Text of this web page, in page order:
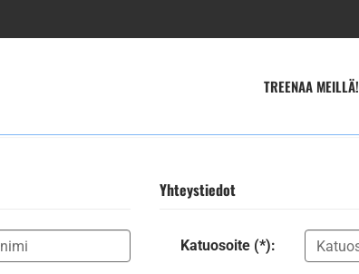
TREENAA MEILLÄ!
Yhteystiedot
Katuosoite (*):